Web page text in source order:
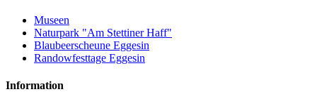
Museen
Naturpark "Am Stettiner Haff"
Blaubeerscheune Eggesin
Randowfesttage Eggesin
Information